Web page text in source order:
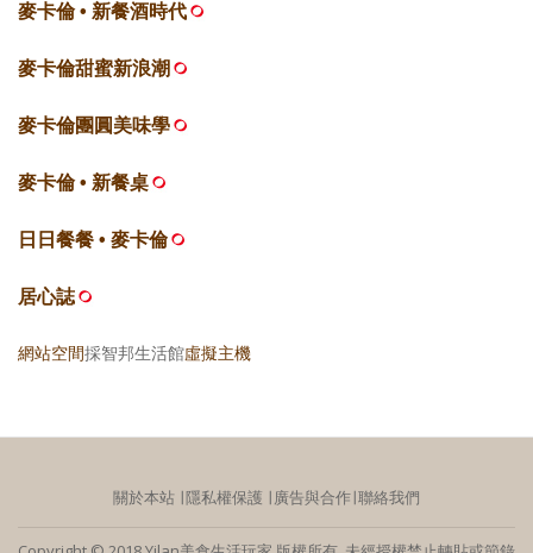
麥卡倫 • 新餐酒時代
麥卡倫甜蜜新浪潮
麥卡倫團圓美味學
麥卡倫 • 新餐桌
日日餐餐 • 麥卡倫
居心誌
網站空間採智邦生活館虛擬主機
關於本站 ∣隱私權保護 ∣廣告與合作∣聯絡我們